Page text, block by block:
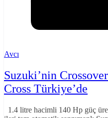
Avcı
Suzuki’nin
Cross Türkiye’de
1.4 litre hacimli 140 Hp güç